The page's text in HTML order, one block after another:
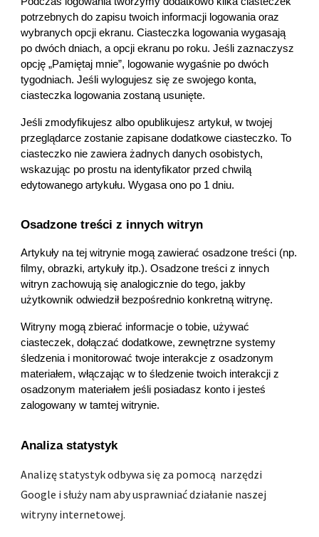
potrzebnych do zapisu twoich informacji logowania oraz
wybranych opcji ekranu. Ciasteczka logowania wygasają
po dwóch dniach, a opcji ekranu po roku. Jeśli zaznaczysz
opcję „Pamiętaj mnie”, logowanie wygaśnie po dwóch
tygodniach. Jeśli wylogujesz się ze swojego konta,
ciasteczka logowania zostaną usunięte.
Jeśli zmodyfikujesz albo opublikujesz artykuł, w twojej
przeglądarce zostanie zapisane dodatkowe ciasteczko. To
ciasteczko nie zawiera żadnych danych osobistych,
wskazując po prostu na identyfikator przed chwilą
edytowanego artykułu. Wygasa ono po 1 dniu.
Osadzone treści z innych witryn
Artykuły na tej witrynie mogą zawierać osadzone treści (np.
filmy, obrazki, artykuły itp.). Osadzone treści z innych
witryn zachowują się analogicznie do tego, jakby
użytkownik odwiedził bezpośrednio konkretną witrynę.
Witryny mogą zbierać informacje o tobie, używać
ciasteczek, dołączać dodatkowe, zewnętrzne systemy
śledzenia i monitorować twoje interakcje z osadzonym
materiałem, włączając w to śledzenie twoich interakcji z
osadzonym materiałem jeśli posiadasz konto i jesteś
zalogowany w tamtej witrynie.
Analiza statystyk
Analizę statystyk odbywa się za pomocą  narzędzi
Google i służy nam aby usprawniać działanie naszej
witryny internetowej.